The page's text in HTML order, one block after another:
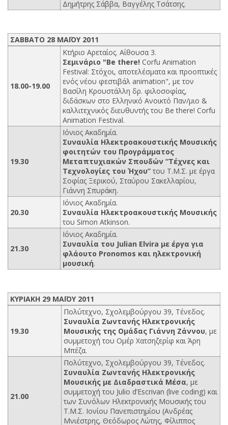
Δημήτρης Σάββα, Βαγγέλης Τσάτσης.
ΣΑΒΒΑΤΟ 28 ΜΑΪΟΥ 2011
18.00-19.00
Κτήριο Αρεταίος. Αίθουσα 3.
Σεμινάριο "Be there! Corfu Animation
Festival: Στόχοι, αποτελέσματα και προοπτικές
ενός νέου φεστιβάλ animation", με τον
Βασίλη Κρουστάλλη δρ. φιλοσοφίας,
διδάσκων στο Ελληνικό Ανοικτό Παν/μιο &
καλλιτεχνικός διευθυντής του Be there! Corfu
Animation Festival.
19.30
Ιόνιος Ακαδημία.
Συναυλία Ηλεκτροακουστικής Μουσικής
φοιτητών του Προγράμματος
Μεταπτυχιακών Σπουδών “Τέχνες και
Τεχνολογίες του Ήχου” του Τ.Μ.Σ. με έργα
Σοφίας Ξερικού, Σταύρου Σακελλαρίου,
Γιάννη Σπυράκη.
20.30
Ιόνιος Ακαδημία.
Συναυλία Hλεκτροακουστικής Μουσικής
του Simon Atkinson.
21.30
Ιόνιος Ακαδημία.
Συναυλία του Julian Elvira με έργα για
φλάουτο Pronomos και ηλεκτρονική
μουσική.
ΚΥΡΙΑΚΗ 29 ΜΑΪΟΥ 2011
19.30
Πολύτεχνο, Σχολεμβούργου 39, Τένεδος.
Συναυλία Ζωντανής Ηλεκτρονικής
Μουσικής της Ομάδας Γιάννη Ζάννου, με
συμμετοχή του Ομέρ Χατσηζερίφ και Άρη
Μπέζα.
21.00
Πολύτεχνο, Σχολεμβούργου 39, Τένεδος.
Συναυλία Ζωντανής Ηλεκτρονικής
Μουσικής με Διαδραστικά Μέσα, με
συμμετοχή του Julio d’Escrivan (live coding) και
των Συνόλων Ηλεκτρονικής Μουσικής του
Τ.Μ.Σ. Ιονίου Πανεπιστημίου (Ανδρέας
Μνιέστρης, Θεόδωρος Λώτης, Φίλιππος